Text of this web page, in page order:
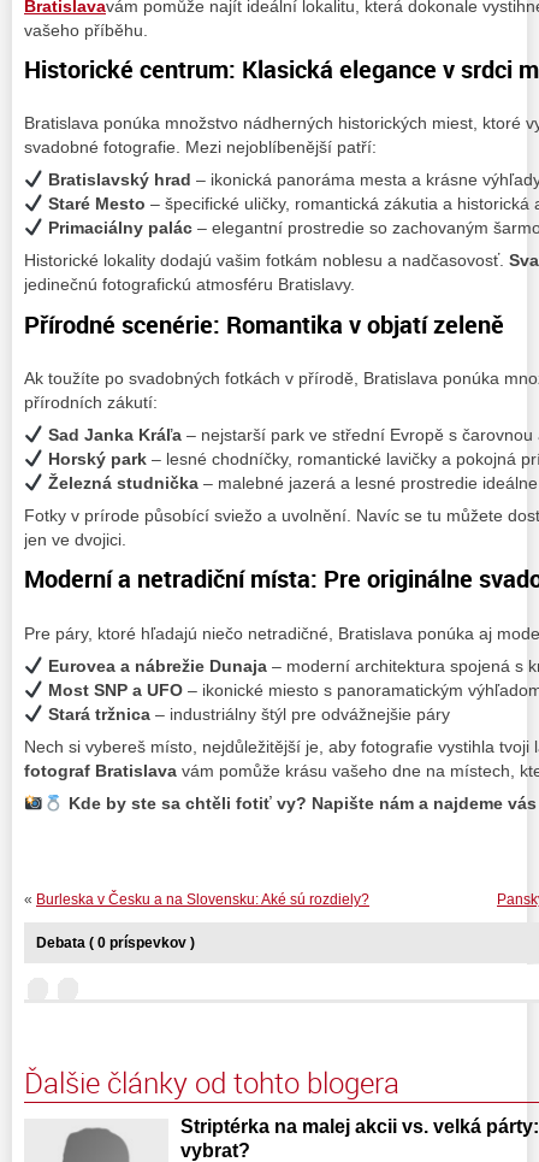
Bratislavavám pomůže najít ideální lokalitu, která dokonale
vašeho příběhu.
Historické centrum: Klasická elegance v srdci
Bratislava ponúka množstvo nádherných historických miest, ktoré
svadobné fotografie. Mezi nejoblíbenější patří:
Bratislavský hrad – ikonická panoráma mesta a krásne
Staré Mesto – špecifické uličky, romantická zákutia a historická
Primaciálny palác – elegantní prostredie so zachovaným
Historické lokality dodajú vašim fotkám noblesu a nadčasovosť.
jedinečnú fotografickú atmosféru Bratislavy.
Přírodné scenérie: Romantika v objatí zeleně
Ak toužíte po svadobných fotkách v přírodě, Bratislava ponúka
přírodních zákutí:
Sad Janka Kráľa – nejstarší park ve střední Evropě s čarovnou
Horský park – lesné chodníčky, romantické lavičky a pokojná
Železná studnička – malebné jazerá a lesné prostredie
Fotky v prírode působící sviežo a uvolnění. Navíc se tu můžete
jen ve dvojici.
Moderní a netradiční místa: Pre originálne
Pre páry, ktoré hľadajú niečo netradičné, Bratislava ponúka aj
Eurovea a nábrežie Dunaja – moderní architektura spojená s
Most SNP a UFO – ikonické miesto s panoramatickým
Stará tržnica – industriálny štýl pre odvážnejšie páry
Nech si vybereš místo, nejdůležitější je, aby fotografie vystihla
fotograf Bratislava vám pomůže krásu vašeho dne na místech,
Kde by ste sa chtěli fotiť vy? Napište nám a najdeme
« Burleska v Česku a na Slovensku: Aké sú rozdiely?
Debata ( 0 príspevkov )
Ďalšie články od tohto blogera
Striptérka na malej akcii vs. velká
vybrat?